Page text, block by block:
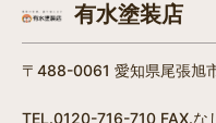
有水塗装店
〒488-0061 愛知県尾張旭
TEL.0120-716-710 FAX.な